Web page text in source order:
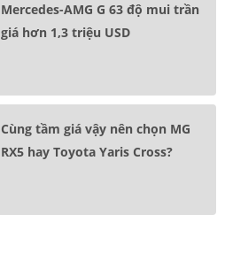
Mercedes-AMG G 63 độ mui trần
giá hơn 1,3 triệu USD
Cùng tầm giá vậy nên chọn MG
RX5 hay Toyota Yaris Cross?